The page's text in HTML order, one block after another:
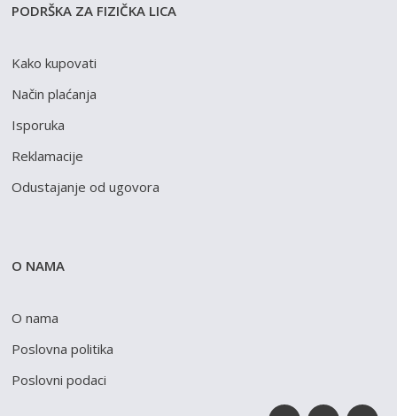
PODRŠKA ZA FIZIČKA LICA
Kako kupovati
Način plaćanja
Isporuka
Reklamacije
Odustajanje od ugovora
O NAMA
O nama
Poslovna politika
Poslovni podaci